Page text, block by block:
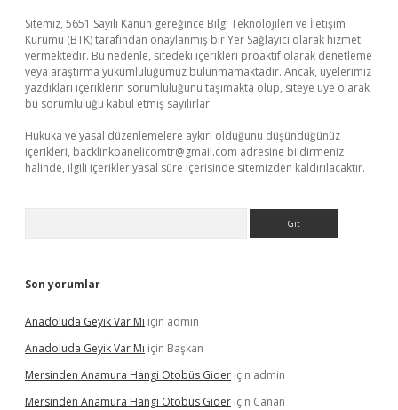
Sitemiz, 5651 Sayılı Kanun gereğince Bilgi Teknolojileri ve İletişim
Kurumu (BTK) tarafından onaylanmış bir Yer Sağlayıcı olarak hizmet
vermektedir. Bu nedenle, sitedeki içerikleri proaktif olarak denetleme
veya araştırma yükümlülüğümüz bulunmamaktadır. Ancak, üyelerimiz
yazdıkları içeriklerin sorumluluğunu taşımakta olup, siteye üye olarak
bu sorumluluğu kabul etmiş sayılırlar.
Hukuka ve yasal düzenlemelere aykırı olduğunu düşündüğünüz
içerikleri, backlinkpanelicomtr@gmail.com adresine bildirmeniz
halinde, ilgili içerikler yasal süre içerisinde sitemizden kaldırılacaktır.
Son yorumlar
Anadoluda Geyik Var Mı için admin
Anadoluda Geyik Var Mı için Başkan
Mersinden Anamura Hangi Otobüs Gider için admin
Mersinden Anamura Hangi Otobüs Gider için Canan